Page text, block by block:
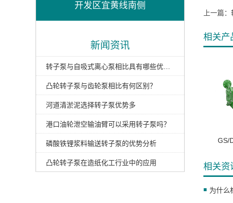
开发区宜黄线南侧
新闻资讯
凸轮转子泵与齿轮泵相比有何区别？
河道清淤泥选择转子泵优势多
港口油轮泄空输油臂可以采用转子泵吗？
磷酸铁锂浆料输送转子泵的优势分析
凸轮转子泵在造纸化工行业中的应用
上一篇：
相关产
GS/
相关资
为什么